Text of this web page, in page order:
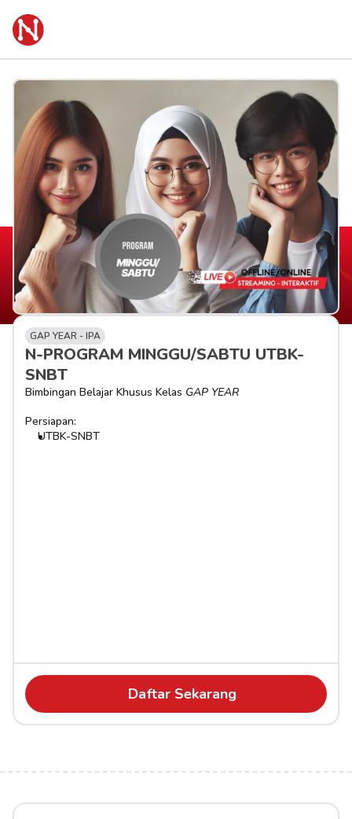
GAP YEAR - IPA
N-PROGRAM MINGGU/SABTU UTBK-
SNBT
Bimbingan Belajar Khusus Kelas GAP YEAR
Persiapan:
UTBK-SNBT
Daftar Sekarang